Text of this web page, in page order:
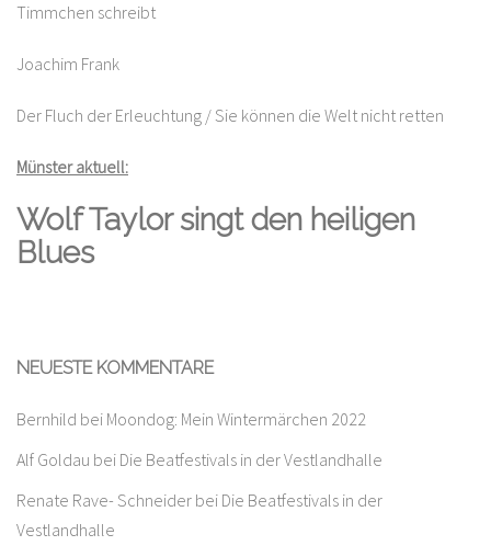
Timmchen schreibt
Joachim Frank
Der Fluch der Erleuchtung / Sie können die Welt nicht retten
Münster aktuell:
Wolf Taylor singt den heiligen
Blues
NEUESTE KOMMENTARE
Bernhild bei Moondog: Mein Wintermärchen 2022
Alf Goldau bei Die Beatfestivals in der Vestlandhalle
Renate Rave- Schneider bei Die Beatfestivals in der
Vestlandhalle